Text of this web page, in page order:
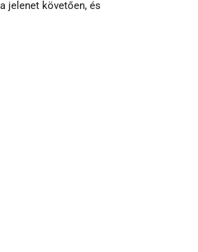
jelenet követően, és